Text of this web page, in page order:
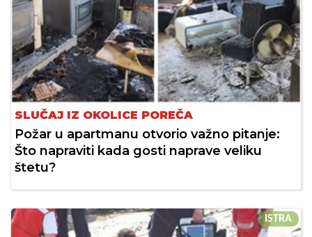
SLUČAJ IZ OKOLICE POREČA
Požar u apartmanu otvorio važno pitanje:
Što napraviti kada gosti naprave veliku
štetu?
ISTRA